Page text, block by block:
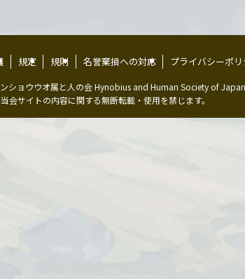
規定 規則 名誉棄損への対応 プライバシーポリ
ショウウオ属と人の会 Hynobius and Human Society of Japan
当会サイトの内容に関する無断転載・使用を禁じます。